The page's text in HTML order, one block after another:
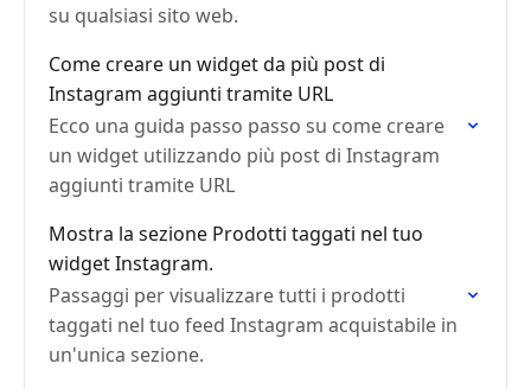
su qualsiasi sito web.
Come creare un widget da più post di
Instagram aggiunti tramite URL
Ecco una guida passo passo su come creare
un widget utilizzando più post di Instagram
aggiunti tramite URL
Mostra la sezione Prodotti taggati nel tuo
widget Instagram.
Passaggi per visualizzare tutti i prodotti
taggati nel tuo feed Instagram acquistabile in
un'unica sezione.